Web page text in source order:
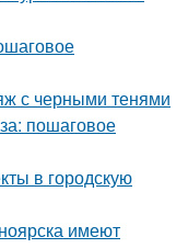
с черными тенями
пошаговое
в городскую
имеют